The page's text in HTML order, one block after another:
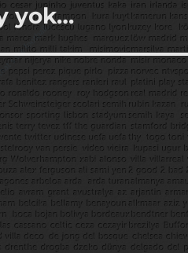
yok…